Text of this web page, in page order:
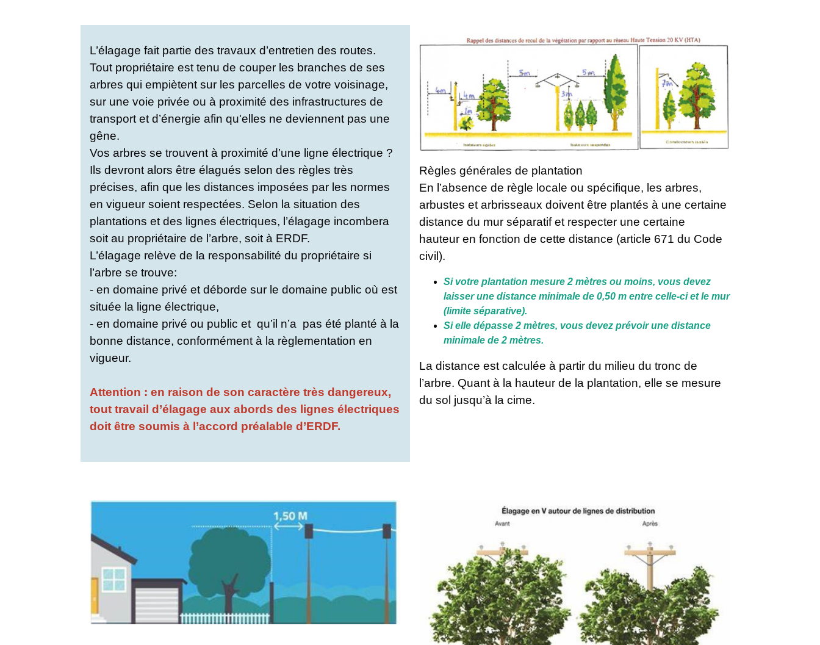
L’élagage fait partie des travaux d’entretien des routes.
Tout propriétaire est tenu de couper les branches de ses
arbres qui empiètent sur les parcelles de votre voisinage,
sur une voie privée ou à proximité des infrastructures de
transport et d’énergie afin qu'elles ne deviennent pas une
gêne.
Vos arbres se trouvent à proximité d’une ligne électrique ?
Ils devront alors être élagués selon des règles très
précises, afin que les distances imposées par les normes
en vigueur soient respectées. Selon la situation des
plantations et des lignes électriques, l’élagage incombera
soit au propriétaire de l’arbre, soit à ERDF.
L’élagage relève de la responsabilité du propriétaire si
l’arbre se trouve:
- en domaine privé et déborde sur le domaine public où est
située la ligne électrique,
- en domaine privé ou public et qu’il n’a pas été planté à la
bonne distance, conformément à la règlementation en
vigueur.
Attention : en raison de son caractère très dangereux,
tout travail d’élagage aux abords des lignes électriques
doit être soumis à l’accord préalable d’ERDF.
Règles générales de plantation
En l’absence de règle locale ou spécifique, les arbres,
arbustes et arbrisseaux doivent être plantés à une certaine
distance du mur séparatif et respecter une certaine
hauteur en fonction de cette distance (article 671 du Code
civil).
Si votre plantation mesure 2 mètres ou moins, vous devez
laisser une distance minimale de 0,50 m entre celle-ci et le mur
(limite séparative).
Si elle dépasse 2 mètres, vous devez prévoir une distance
minimale de 2 mètres.
La distance est calculée à partir du milieu du tronc de
l’arbre. Quant à la hauteur de la plantation, elle se mesure
du sol jusqu’à la cime.